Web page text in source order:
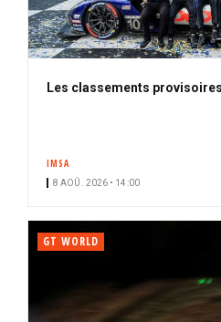
Les classements
IMSA
8 AOÛ. 2026 • 14:00
GT WORLD